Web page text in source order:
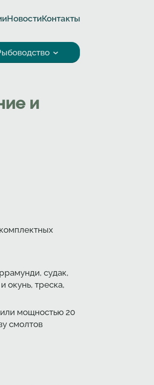
НовостиКонтакты
и
судак,
окунь, треска,
мощностью 20
смолтов